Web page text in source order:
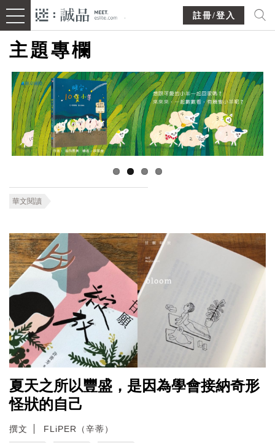
註冊/登入
主題專欄
華文閱讀
夏天之所以豐盛，是因為學會接納奇形
怪狀的自己
撰文 FLiPER（辛蒂）